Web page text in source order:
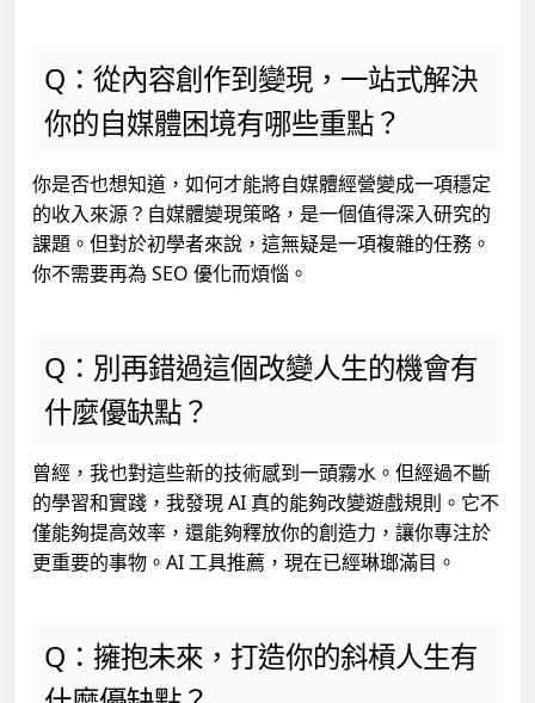
Q：從內容創作到變現，一站式解決
你的自媒體困境有哪些重點？
你是否也想知道，如何才能將自媒體經營變成一項穩定
的收入來源？自媒體變現策略，是一個值得深入研究的
課題。但對於初學者來說，這無疑是一項複雜的任務。
你不需要再為 SEO 優化而煩惱。
Q：別再錯過這個改變人生的機會有
什麼優缺點？
曾經，我也對這些新的技術感到一頭霧水。但經過不斷
的學習和實踐，我發現 AI 真的能夠改變遊戲規則。它不
僅能夠提高效率，還能夠釋放你的創造力，讓你專注於
更重要的事物。AI 工具推薦，現在已經琳瑯滿目。
Q：擁抱未來，打造你的斜槓人生有